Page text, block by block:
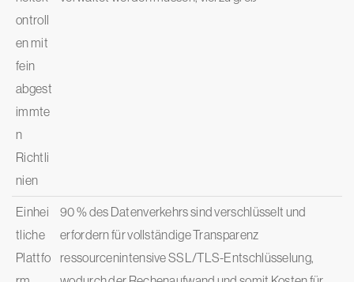
ontroll
en mit
fein
abgest
immte
n
Richtli
nien
Einhei
tliche
Plattfo
90 % des Datenverkehrs sind verschlüsselt und
erfordern für vollständige Transparenz
ressourcenintensive SSL/TLS-Entschlüsselung,